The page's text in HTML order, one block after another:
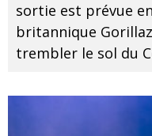
sortie est prévue
britannique
trembler le sol du